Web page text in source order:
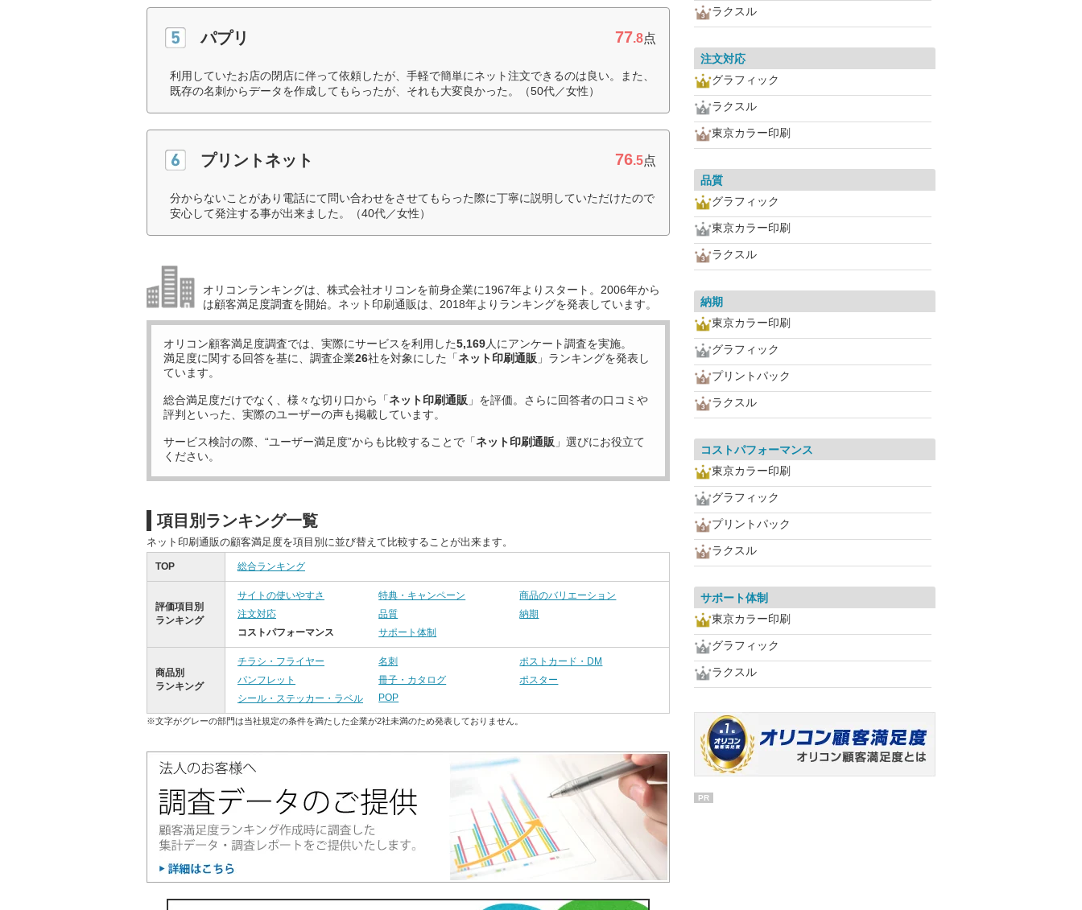
パプリ 77.8点
利用していたお店の閉店に伴って依頼したが、手軽で簡単にネット注文できるのは良い。また、
既存の名刺からデータを作成してもらったが、それも大変良かった。（50代／女性）
プリントネット 76.5点
分からないことがあり電話にて問い合わせをさせてもらった際に丁寧に説明していただけたので
安心して発注する事が出来ました。（40代／女性）
オリコンランキングは、株式会社オリコンを前身企業に1967年よりスタート。2006年から
は顧客満足度調査を開始。ネット印刷通販は、2018年よりランキングを発表しています。
オリコン顧客満足度調査では、実際にサービスを利用した5,169人にアンケート調査を実施。
満足度に関する回答を基に、調査企業26社を対象にした「ネット印刷通販 」ランキングを発表し
ています。
総合満足度だけでなく、様々な切り口から「ネット印刷通販 」を評価。さらに回答者の口コミや
評判といった、実際のユーザーの声も掲載しています。
サービス検討の際、“ユーザー満足度”からも比較することで「ネット印刷通販 」選びにお役立て
ください。
項目別ランキング一覧
ネット印刷通販の顧客満足度を項目別に並び替えて比較することが出来ます。
TOP 総合ランキング
評価項目別
ランキング
サイトの使いやすさ 特典・キャンペーン
商品のバリエーション
注文対応
品質
納期
コストパフォーマンス
サポート体制
商品別
ランキング
チラシ・フライヤー 名刺
ポストカード・DM
パンフレット
冊子・カタログ
ポスター
シール・ステッカー・ラベル
POP
※文字がグレーの部門は当社規定の条件を満たした企業が2社未満のため発表しておりません。
ラクスル
注文対応
グラフィック
ラクスル
東京カラー印刷
品質
グラフィック
東京カラー印刷
ラクスル
納期
東京カラー印刷
グラフィック
プリントパック
ラクスル
コストパフォーマンス
東京カラー印刷
グラフィック
プリントパック
ラクスル
サポート体制
東京カラー印刷
グラフィック
ラクスル
PR